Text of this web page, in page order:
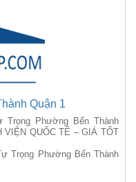
Quận 1
Phường Bến Thành
VIỆN QUỐC TẾ – GIÁ TỐT
Trọng Phường Bến Thành